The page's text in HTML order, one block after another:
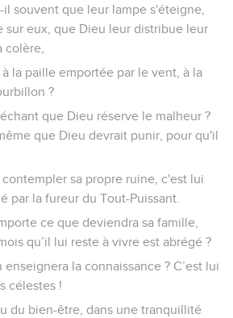
souvent que leur lampe s'éteigne,
sur eux, que Dieu leur distribue leur
colère,
la paille emportée par le vent, à la
?
que Dieu réserve le malheur ?
que Dieu devrait punir, pour qu'il
sa propre ruine, c'est lui
par la fureur du Tout-Puissant.
ce que deviendra sa famille,
qu’il lui reste à vivre est abrégé ?
enseignera la connaissance ? C’est lui
célestes !
du bien-être, dans une tranquillité